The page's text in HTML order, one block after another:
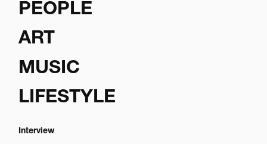
PEOPLE
ART
MUSIC
LIFESTYLE
Interview